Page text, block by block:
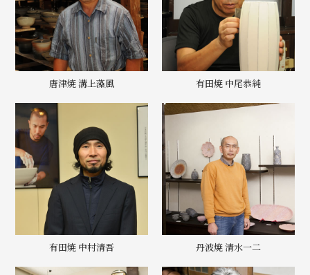
唐津焼 溝上藻風 有田焼 中尾恭純
有田焼 中村清吾 丹波焼 清水一二